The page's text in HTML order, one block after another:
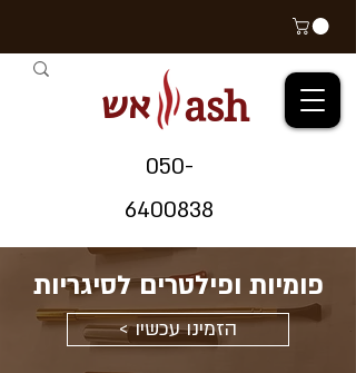
אש ash
050-
6400838
פומיות ופילטרים לסיגריות
< הזמינו עכשיו